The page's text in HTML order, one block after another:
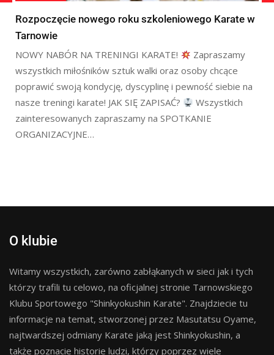
Rozpoczęcie nowego roku szkoleniowego Karate w
Tarnowie
NOWY NABÓR NA TRENINGI KARATE!
Zapraszamy
wszystkich miłośników sztuk walki oraz osoby chcące
poprawić swoją kondycję, dyscyplinę i pewność siebie na
nasze treningi karate! JAK SIĘ ZAPISAĆ?
Wszystkich
zainteresowanych zapraszamy na SPOTKANIE
ORGANIZACYJNE…
O klubie
Witamy wszystkich, zarówno zabłąkanych w sieci jak i tych
którzy trafili tu celowo, na oficjalnej stronie Tarnowskiego
Klubu Sportowego "Shinkyokushin Karate". Znajdziecie tu
informacje na temat, stworzonej przez Masutatsu Oyame,
najtwardszej odmiany Karate jaką jest Shinkyokushin, a
także poznacie historie ludzi, którzy poprzez wiele